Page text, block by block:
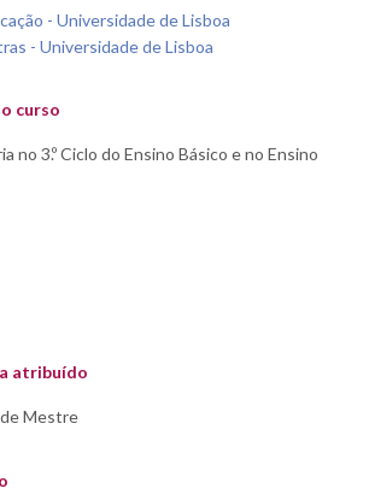
- Universidade de Lisboa
- Universidade de Lisboa
curso
atribuído